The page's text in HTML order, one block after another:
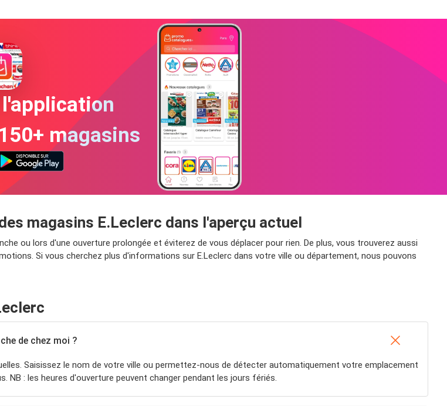
magasins
magasins E.Leclerc dans l'aperçu actuel
ou lors d'une ouverture prolongée et éviterez de vous déplacer pour rien. De plus, vous trouverez aussi
Si vous cherchez plus d'informations sur E.Leclerc dans votre ville ou département, nous pouvons
de chez moi ?
Saisissez le nom de votre ville ou permettez-nous de détecter automatiquement votre emplacement
NB : les heures d'ouverture peuvent changer pendant les jours fériés.